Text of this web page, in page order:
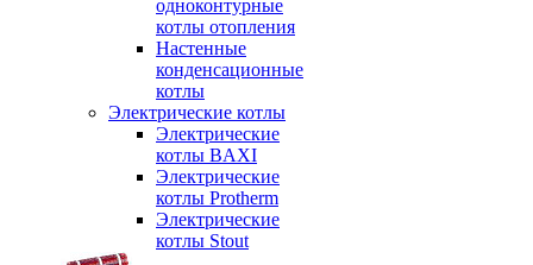
одноконтурные
котлы отопления
Настенные
конденсационные
котлы
Электрические котлы
Электрические
котлы BAXI
Электрические
котлы Protherm
Электрические
котлы Stout